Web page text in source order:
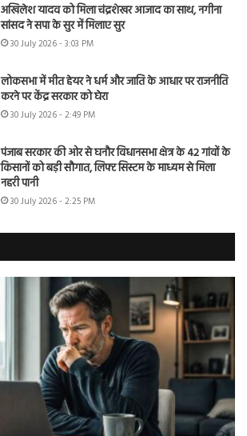
अखिलेश यादव को मिला चंद्रशेखर आजाद का साथ, नगीना
सांसद ने सपा के सुर में मिलाए सुर
30 July 2026 - 3:03 PM
लोकसभा में मीत हेयर ने धर्म और जाति के आधार पर राजनीति
करने पर केंद्र सरकार को घेरा
30 July 2026 - 2:49 PM
पंजाब सरकार की ओर से घनौर विधानसभा क्षेत्र के 42 गांवों के
किसानों को बड़ी सौगात, लिफ्ट सिस्टम के माध्यम से मिला
नहरी पानी
30 July 2026 - 2:25 PM